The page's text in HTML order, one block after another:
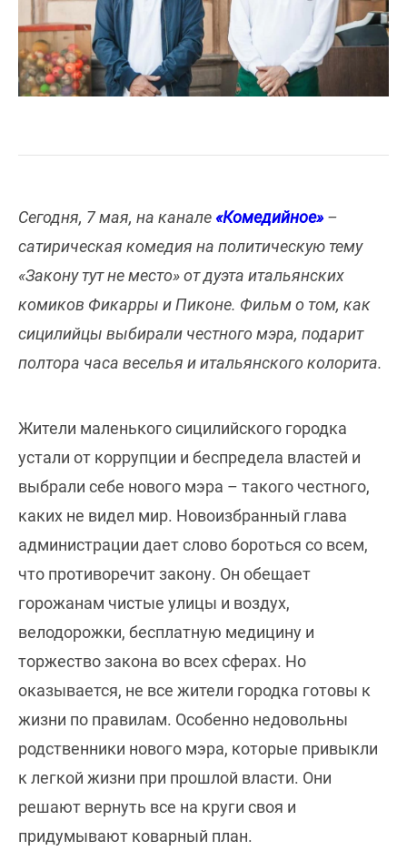
Сегодня, 7 мая, на канале«Комедийное»–
сатирическая комедия на политическую тему
«Закону тут не место» от дуэта итальянских
комиков Фикарры и Пиконе. Фильм о том, как
сицилийцы выбирали честного мэра, подарит
полтора часа веселья и итальянского колорита.
Жители маленького сицилийского городка
устали от коррупции и беспредела властей и
выбрали себе нового мэра – такого честного,
каких не видел мир. Новоизбранный глава
администрации дает слово бороться со всем,
что противоречит закону. Он обещает
горожанам чистые улицы и воздух,
велодорожки, бесплатную медицину и
торжество закона во всех сферах. Но
оказывается, не все жители городка готовы к
жизни по правилам. Особенно недовольны
родственники нового мэра, которые привыкли
к легкой жизни при прошлой власти. Они
решают вернуть все на круги своя и
придумывают коварный план.